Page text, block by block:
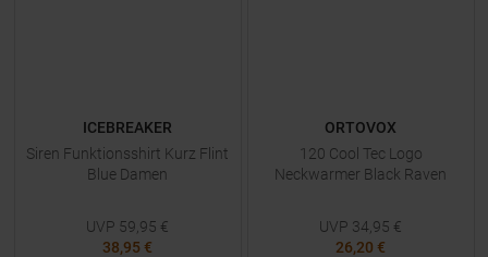
ICEBREAKER
Siren Funktionsshirt Kurz Flint
Blue Damen
UVP 59,95 €
38,95 €
ORTOVOX
120 Cool Tec Logo
Neckwarmer Black Raven
UVP 34,95 €
26,20 €